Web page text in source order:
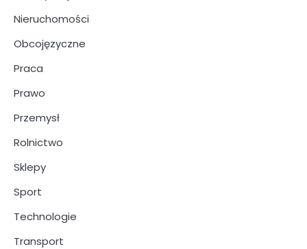
Nieruchomości
Obcojęzyczne
Praca
Prawo
Przemysł
Rolnictwo
Sklepy
Sport
Technologie
Transport